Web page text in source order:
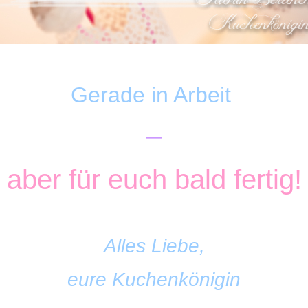
Gerade in Arbeit
–
aber für euch bald fertig!
Alles Liebe,
eure Kuchenkönigin